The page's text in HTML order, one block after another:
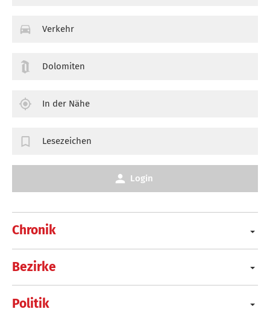
Chronik
Bezirke
Politik
Verkehr
Dolomiten
In der Nähe
Lesezeichen
Login